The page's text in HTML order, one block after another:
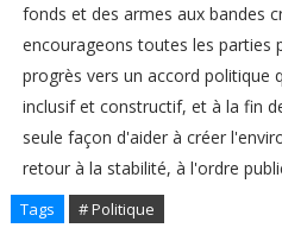
fonds et des armes aux bandes
encourageons toutes les parties
progrès vers un accord politique
inclusif et constructif, et à la fin
seule façon d'aider à créer
retour à la stabilité, à l'ordre
Tags # Politique